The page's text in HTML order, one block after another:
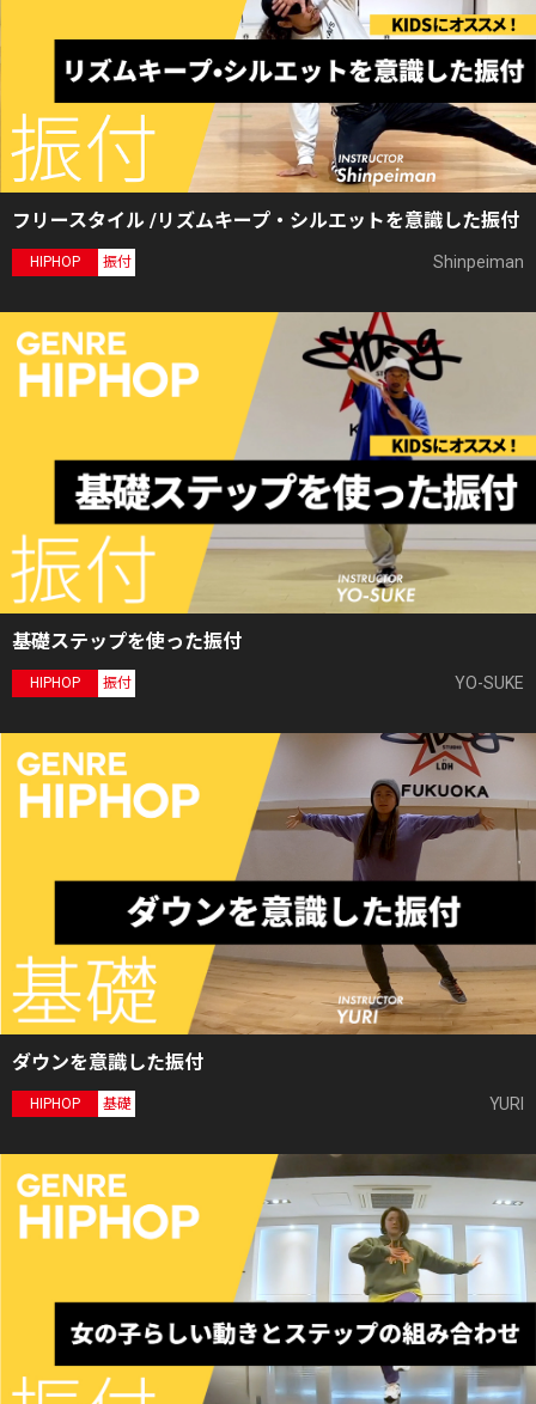
フリースタイル /リズムキープ・シルエットを意識した振付
HIPHOP 振付 Shinpeiman
基礎ステップを使った振付
HIPHOP 振付 YO-SUKE
ダウンを意識した振付
HIPHOP 基礎 YURI